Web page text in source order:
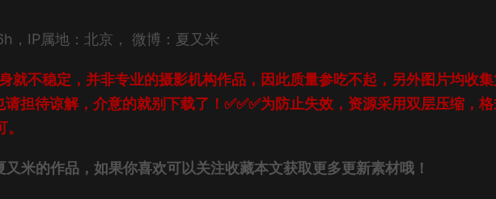
，IP属地：北京， 微博：夏又米
就不稳定，并非专业的摄影机构作品，因此质量参吃不起，另外图片均收
担待谅解，介意的就别下载了！✅✅✅为防止失效，资源采用双层压缩，
米的作品，如果你喜欢可以关注收藏本文获取更多更新素材哦！